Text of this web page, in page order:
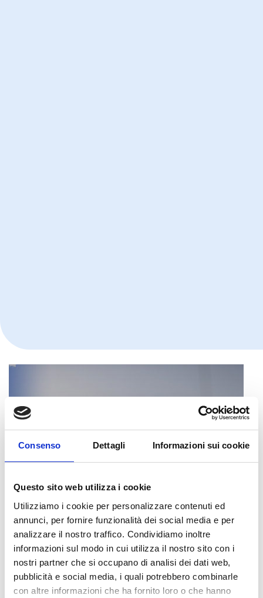
Consenso Dettagli Informazioni sui cookie
Questo sito web utilizza i cookie
Utilizziamo i cookie per personalizzare contenuti ed
annunci, per fornire funzionalità dei social media e per
analizzare il nostro traffico. Condividiamo inoltre
informazioni sul modo in cui utilizza il nostro sito con i
nostri partner che si occupano di analisi dei dati web,
pubblicità e social media, i quali potrebbero combinarle
con altre informazioni che ha fornito loro o che hanno